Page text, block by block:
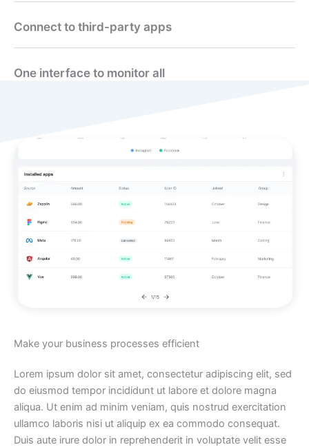
Connect to third-party apps
One interface to monitor all
Make your business processes efficient
Lorem ipsum dolor sit amet, consectetur adipiscing elit, sed
do eiusmod tempor incididunt ut labore et dolore magna
aliqua. Ut enim ad minim veniam, quis nostrud exercitation
ullamco laboris nisi ut aliquip ex ea commodo consequat.
Duis aute irure dolor in reprehenderit in voluptate velit esse